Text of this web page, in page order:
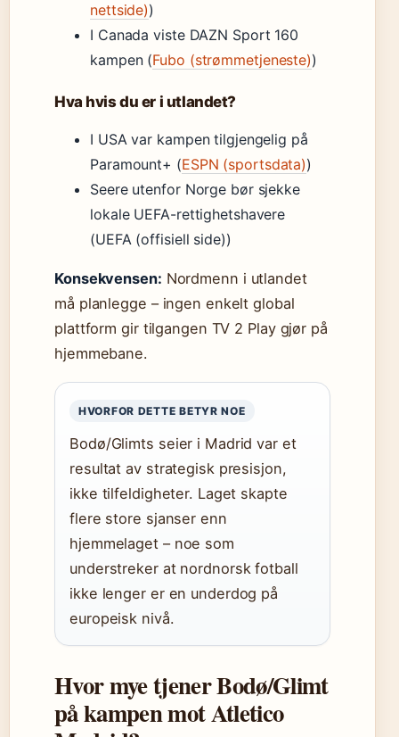
nettside))
I Canada viste DAZN Sport 160
kampen (Fubo (strømmetjeneste))
Hva hvis du er i utlandet?
I USA var kampen tilgjengelig på
Paramount+ (ESPN (sportsdata))
Seere utenfor Norge bør sjekke
lokale UEFA-rettighetshavere
(UEFA (offisiell side))
Konsekvensen: Nordmenn i utlandet
må planlegge – ingen enkelt global
plattform gir tilgangen TV 2 Play gjør på
hjemmebane.
HVORFOR DETTE BETYR NOE
Bodø/Glimts seier i Madrid var et
resultat av strategisk presisjon,
ikke tilfeldigheter. Laget skapte
flere store sjanser enn
hjemmelaget – noe som
understreker at nordnorsk fotball
ikke lenger er en underdog på
europeisk nivå.
Hvor mye tjener Bodø/Glimt
på kampen mot Atletico